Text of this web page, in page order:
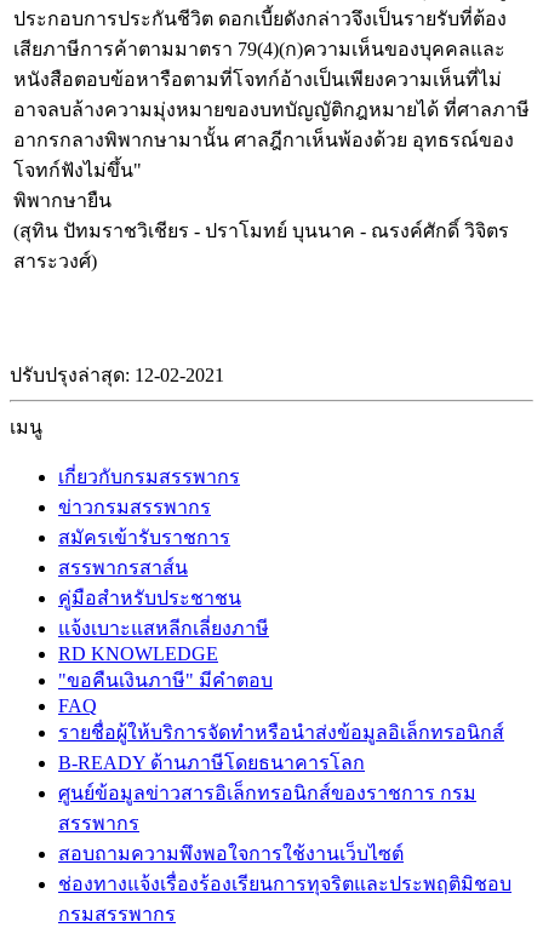
ประกอบการประกันชีวิต ดอกเบี้ยดังกล่าวจึงเป็นรายรับที่ต้อง
เสียภาษีการค้าตามมาตรา 79(4)(ก)ความเห็นของบุคคลและ
หนังสือตอบข้อหารือตามที่โจทก์อ้างเป็นเพียงความเห็นที่ไม่
อาจลบล้างความมุ่งหมายของบทบัญญัติกฎหมายได้ ที่ศาลภาษี
อากรกลางพิพากษามานั้น ศาลฎีกาเห็นพ้องด้วย อุทธรณ์ของ
โจทก์ฟังไม่ขึ้น"
พิพากษายืน
(สุทิน ปัทมราชวิเชียร - ปราโมทย์ บุนนาค - ณรงค์ศักดิ์ วิจิตร
สาระวงศ์)
ปรับปรุงล่าสุด: 12-02-2021
เมนู
เกี่ยวกับกรมสรรพากร
ข่าวกรมสรรพากร
สมัครเข้ารับราชการ
สรรพากรสาส์น
คู่มือสำหรับประชาชน
แจ้งเบาะแสหลีกเลี่ยงภาษี
RD KNOWLEDGE
"ขอคืนเงินภาษี" มีคำตอบ
FAQ
รายชื่อผู้ให้บริการจัดทำหรือนำส่งข้อมูลอิเล็กทรอนิกส์
B-READY ด้านภาษีโดยธนาคารโลก
ศูนย์ข้อมูลข่าวสารอิเล็กทรอนิกส์ของราชการ กรม
สรรพากร
สอบถามความพึงพอใจการใช้งานเว็บไซต์
ช่องทางแจ้งเรื่องร้องเรียนการทุจริตและประพฤติมิชอบ
กรมสรรพากร